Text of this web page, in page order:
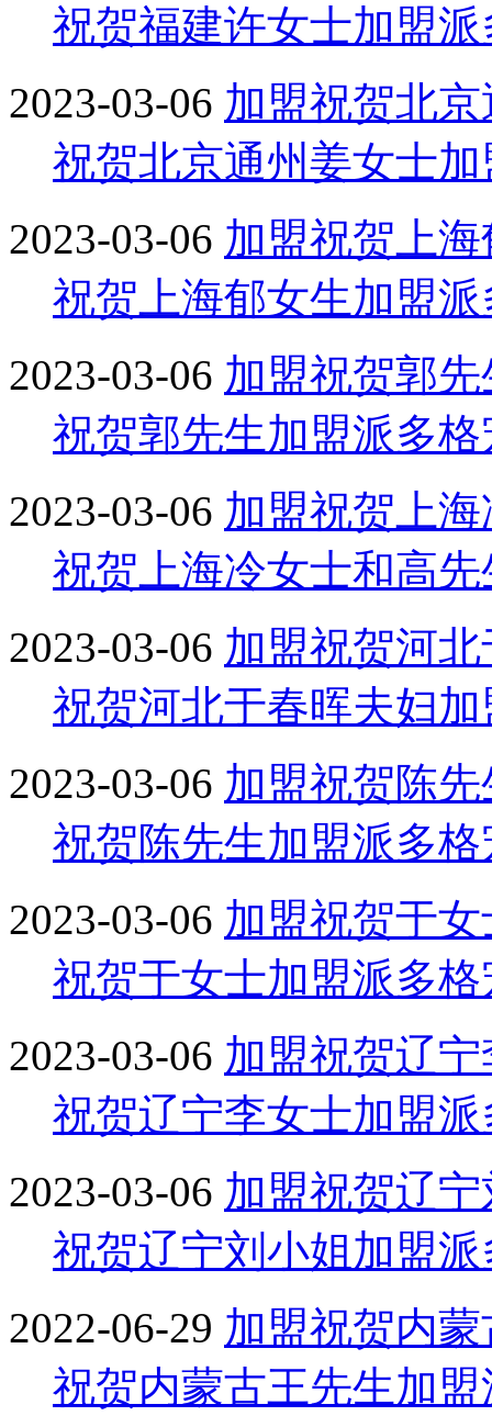
祝贺福建许女士加盟
2023-03-06 加盟祝贺北
祝贺北京通州姜女士
2023-03-06 加盟祝贺上
祝贺上海郁女生加盟
2023-03-06 加盟祝贺郭
祝贺郭先生加盟派多
2023-03-06 加盟祝贺上
祝贺上海冷女士和高
2023-03-06 加盟祝贺河
祝贺河北于春晖夫妇
2023-03-06 加盟祝贺陈
祝贺陈先生加盟派多
2023-03-06 加盟祝贺于
祝贺于女士加盟派多
2023-03-06 加盟祝贺辽
祝贺辽宁李女士加盟
2023-03-06 加盟祝贺辽
祝贺辽宁刘小姐加盟
2022-06-29 加盟祝贺内
祝贺内蒙古王先生加